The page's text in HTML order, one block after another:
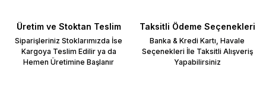
Üretim ve Stoktan Teslim
Siparişleriniz Stoklarımızda İse
Kargoya Teslim Edilir ya da
Hemen Üretimine Başlanır
Taksitli Ödeme Seçenekleri
Banka & Kredi Kartı, Havale
Seçenekleri İle Taksitli Alışveriş
Yapabilirsiniz